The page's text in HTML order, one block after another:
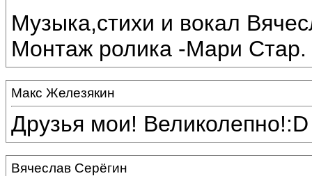
Музыка,стихи и вокал
Монтаж ролика -Мари Стар.
Макс Железякин
Друзья мои!
Вячеслав Серёгин